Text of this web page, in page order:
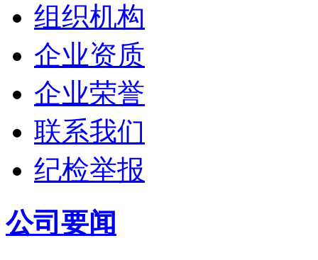
组织机构
企业资质
企业荣誉
联系我们
纪检举报
公司要闻